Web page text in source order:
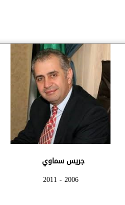
جريس سماوي
2006 - 2011